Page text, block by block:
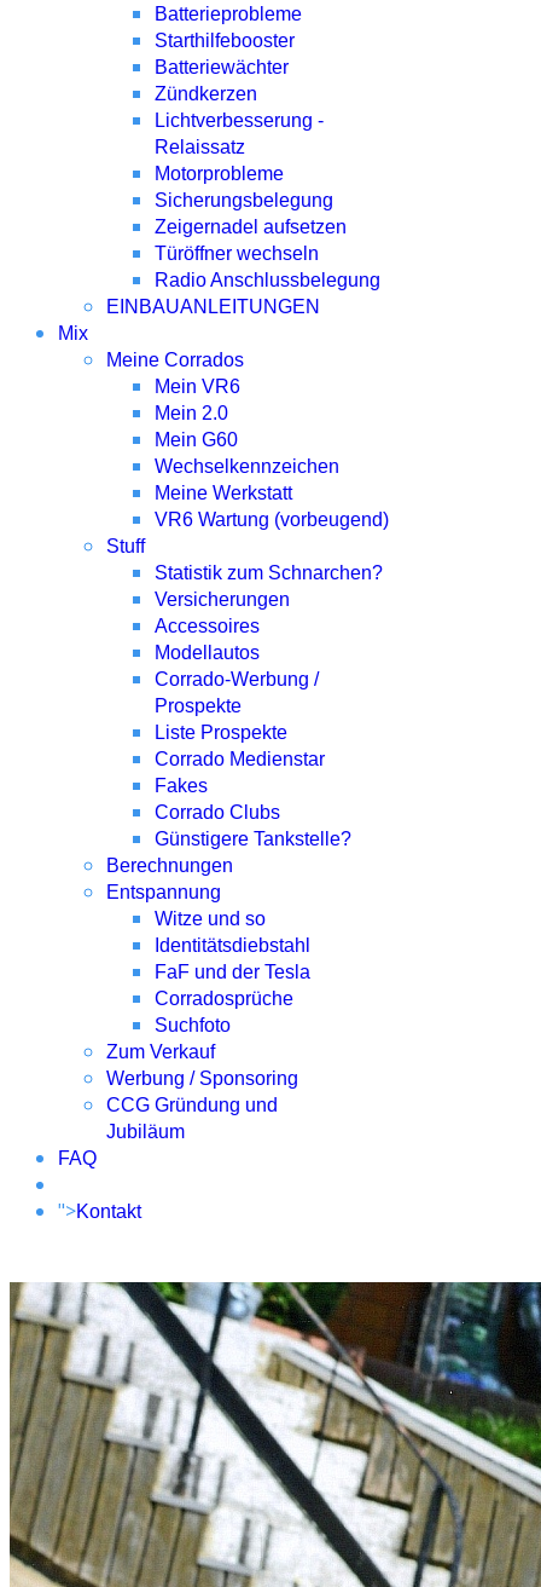
Batterieprobleme
Starthilfebooster
Batteriewächter
Zündkerzen
Lichtverbesserung -
Relaissatz
Motorprobleme
Sicherungsbelegung
Zeigernadel aufsetzen
Türöffner wechseln
Radio Anschlussbelegung
EINBAUANLEITUNGEN
Mix
Meine Corrados
Mein VR6
Mein 2.0
Mein G60
Wechselkennzeichen
Meine Werkstatt
VR6 Wartung (vorbeugend)
Stuff
Statistik zum Schnarchen?
Versicherungen
Accessoires
Modellautos
Corrado-Werbung /
Prospekte
Liste Prospekte
Corrado Medienstar
Fakes
Corrado Clubs
Günstigere Tankstelle?
Berechnungen
Entspannung
Witze und so
Identitätsdiebstahl
FaF und der Tesla
Corradosprüche
Suchfoto
Zum Verkauf
Werbung / Sponsoring
CCG Gründung und
Jubiläum
FAQ
">Kontakt